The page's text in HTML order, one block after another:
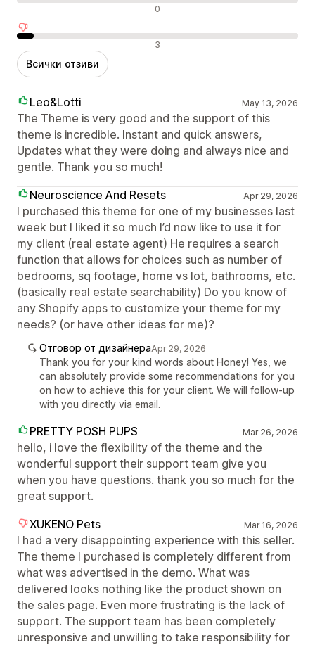
Неутрални отзиви 0
Отрицателни отзиви 3
Всички отзиви
Leo&Lotti May 13, 2026
The Theme is very good and the support of this
theme is incredible. Instant and quick answers,
Updates what they were doing and always nice and
gentle. Thank you so much!
Neuroscience And Resets
Apr 29, 2026
I purchased this theme for one of my businesses last
week but I liked it so much I’d now like to use it for
my client (real estate agent) He requires a search
function that allows for choices such as number of
bedrooms, sq footage, home vs lot, bathrooms, etc.
(basically real estate searchability) Do you know of
any Shopify apps to customize your theme for my
needs? (or have other ideas for me)?
Отговор от дизайнераApr 29, 2026
Thank you for your kind words about Honey! Yes, we
can absolutely provide some recommendations for you
on how to achieve this for your client. We will follow-up
with you directly via email.
PRETTY POSH PUPS Mar 26, 2026
hello, i love the flexibility of the theme and the
wonderful support their support team give you
when you have questions. thank you so much for the
great support.
XUKENO Pets
Mar 16, 2026
I had a very disappointing experience with this seller.
The theme I purchased is completely different from
what was advertised in the demo. What was
delivered looks nothing like the product shown on
the sales page. Even more frustrating is the lack of
support. The support team has been completely
unresponsive and unwilling to take responsibility for